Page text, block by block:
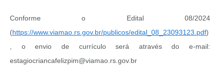
Conforme o Edital 08/2024
(https://www.viamao.rs.gov.br/publicos/edital_08_23093123.pdf)
, o envio de currículo será através do e-mail:
estagiocriancafelizpim@viamao.rs.gov.br